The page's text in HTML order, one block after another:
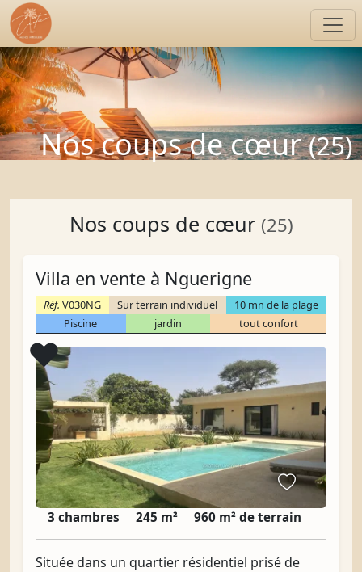
Nos coups de cœur(25)
Nos coups de cœur (25)
Villa en vente à Nguerigne
Réf. V030NG Sur terrain individuel
10 mn de la plage
Piscine
jardin tout confort
❤️Coup de cœur
3 chambres 245 m² 960 m² de terrain
Située dans un quartier résidentiel prisé de